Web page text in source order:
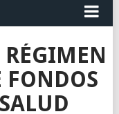
RÉGIMEN
FONDOS